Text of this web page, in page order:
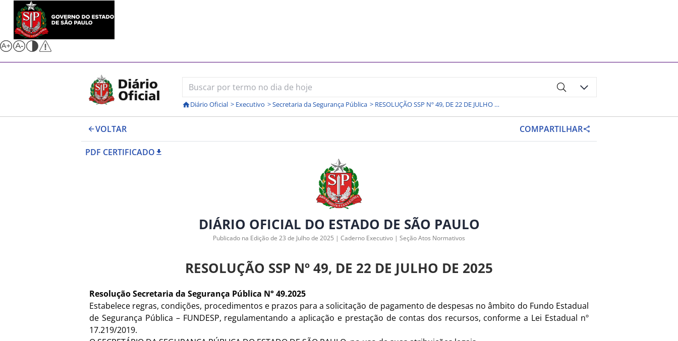
Diário Oficial > Executivo >Secretaria da Segurança Pública > RESOLUÇÃO SSP Nº 49, DE 22 DE JULHO DE 2025
VOLTAR COMPARTILHAR
PDF CERTIFICADO
DIÁRIO OFICIAL DO ESTADO DE SÃO PAULO
Publicado na Edição de 23 de Julho de 2025 | Caderno Executivo | Seção Atos Normativos
RESOLUÇÃO SSP Nº 49, DE 22 DE JULHO DE 2025
Resolução Secretaria da Segurança Pública N° 49.2025
Estabelece regras, condições, procedimentos e prazos para a solicitação de pagamento de despesas no âmbito do Fundo Estadual
de Segurança Pública – FUNDESP, regulamentando a aplicação e prestação de contas dos recursos, conforme a Lei Estadual nº
17.219/2019.